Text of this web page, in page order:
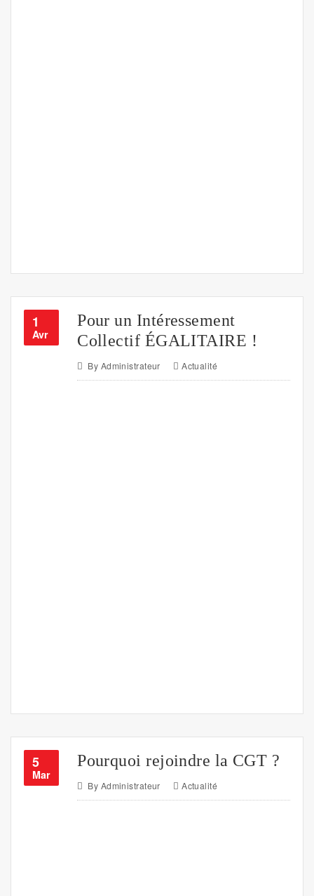
1
Avr
Pour un Intéressement
Collectif ÉGALITAIRE !
By Administrateur Actualité
5
Mar
Pourquoi rejoindre la CGT ?
By Administrateur Actualité